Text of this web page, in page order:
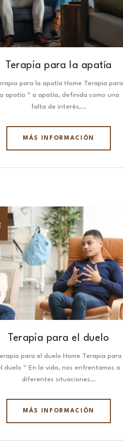
Terapia para la apatía
para la apatía Home Terapia para
la apatía “ a apatía, definida como una
falta de interés,…
MÁS INFORMACIÓN
Terapia para el duelo
para el duelo Home Terapia para
duelo “ En la vida, nos enfrentamos a
diferentes situaciones…
MÁS INFORMACIÓN